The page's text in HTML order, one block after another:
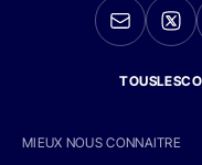
MIEUX NOUS CONNAITRE